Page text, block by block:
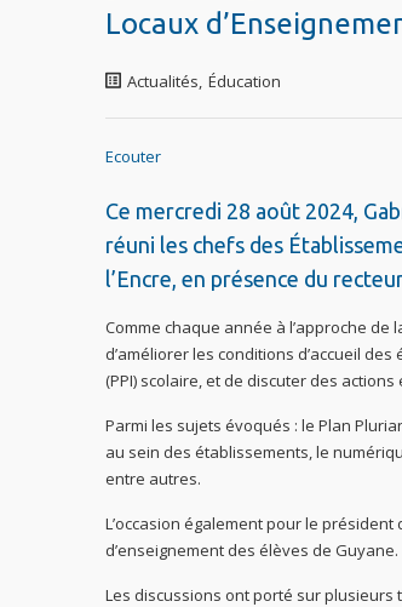
Locaux
Actualités, Éducation
Ecouter
Ce mercredi 28 août 2024,
réuni les chefs des
l’Encre, en présence du
Comme chaque année à l’approche
d’améliorer les conditions d’accueil
(PPI) scolaire, et de discuter des
Parmi les sujets évoqués : le Plan
au sein des établissements, le
entre autres.
L’occasion également pour le
d’enseignement des élèves de Guyane.
Les discussions ont porté sur plusieurs